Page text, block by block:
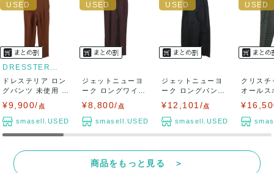
DRESSTERIOR
ドレステリア ロン
グパンツ 未使用 テ
¥9,900/ 点
smasell.USED
ジェットニューヨ
ーク ロングワイド
¥8,800/ 点
smasell.USED
ジェットニューヨ
ーク ロングパンツ
¥12,101/点
smasell.USED
クリスチ
オールス
商品をもっと見る ＞